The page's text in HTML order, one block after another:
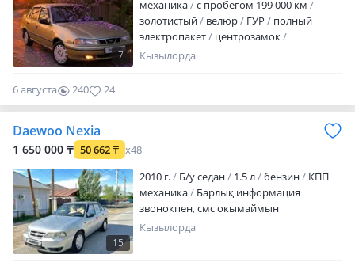
7
механика
с пробегом 199 000 км
золотистый
велюр ГУР
полный
электропакет
центрозамок
кондиционер
коробкасы жаксы
Кызылорда
6 августа 240 24
Daewoo Nexia
1 650 000 ₸ 50 662₸ x48
15
2010 г. Б/у седан 1.5 л бензин
КПП
механика
Барлық информация
звонокпен, смс окымаймын
Кызылорда